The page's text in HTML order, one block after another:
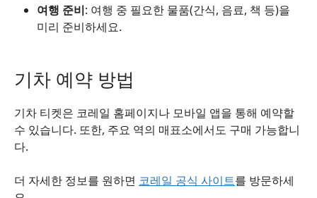
여행 준비: 여행 중 필요한 물품(간식, 음료, 책 등)을
미리 준비하세요.
기차 예약 방법
기차 티켓은 코레일 홈페이지나 모바일 앱을 통해 예약할
수 있습니다. 또한, 주요 역의 매표소에서도 구매 가능합니
다.
더 자세한 정보를 원하면 코레일 공식 사이트를 방문하세